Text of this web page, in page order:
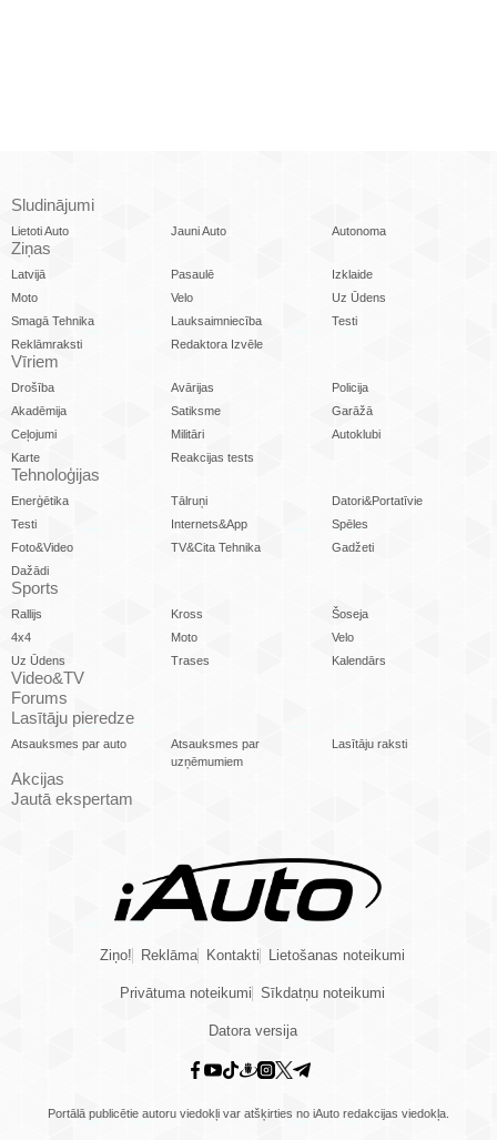
Sludinājumi
Lietoti Auto Jauni Auto Autonoma
Ziņas
Latvijā Pasaulē
Izklaide
Moto
Velo
Uz Ūdens
Smagā Tehnika
Lauksaimniecība
Testi
Reklāmraksti
Redaktora Izvēle
Vīriem
Drošība Avārijas
Policija
Akadēmija
Satiksme
Garāžā
Ceļojumi
Militāri
Autoklubi
Karte
Reakcijas tests
Tehnoloģijas
Enerģētika Tālruņi
Datori&Portatīvie
Testi
Internets&App
Spēles
Foto&Video
TV&Cita Tehnika
Gadžeti
Dažādi
Sports
Rallijs Kross
Šoseja
4x4
Moto
Velo
Uz Ūdens
Trases Kalendārs
Video&TV
Forums
Lasītāju pieredze
Atsauksmes par auto
Atsauksmes par
uzņēmumiem
Lasītāju raksti
Akcijas
Jautā ekspertam
Ziņo! Reklāma Kontakti Lietošanas noteikumi
Privātuma noteikumi Sīkdatņu noteikumi
Datora versija
Portālā publicētie autoru viedokļi var atšķirties no iAuto redakcijas viedokļa.